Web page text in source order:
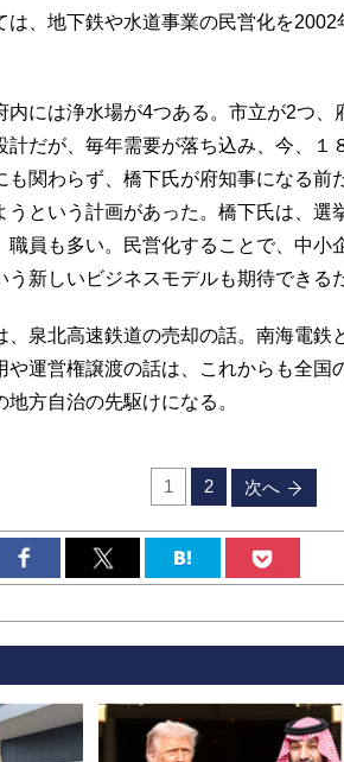
、地下鉄や水道事業の民営化を2002
には浄水場が4つある。市立が2つ、
計だが、毎年需要が落ち込み、今、１
も関わらず、橋下氏が府知事になる前
うという計画があった。橋下氏は、選
職員も多い。民営化することで、中小
う新しいビジネスモデルも期待できる
泉北高速鉄道の売却の話。南海電鉄
や運営権譲渡の話は、これからも全国
方自治の先駆けになる。
1 2 次へ